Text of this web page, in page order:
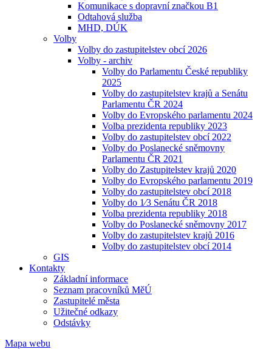
Komunikace s dopravní značkou B1
Odtahová služba
MHD, DÚK
Volby
Volby do zastupitelstev obcí 2026
Volby - archiv
Volby do Parlamentu České republiky
2025
Volby do zastupitelstev krajů a Senátu
Parlamentu ČR 2024
Volby do Evropského parlamentu 2024
Volba prezidenta republiky 2023
Volby do zastupitelstev obcí 2022
Volby do Poslanecké sněmovny
Parlamentu ČR 2021
Volby do Zastupitelstev krajů 2020
Volby do Evropského parlamentu 2019
Volby do zastupitelstev obcí 2018
Volby do 1⁄3 Senátu ČR 2018
Volba prezidenta republiky 2018
Volby do Poslanecké sněmovny 2017
Volby do zastupitelstev krajů 2016
Volby do zastupitelstev obcí 2014
GIS
Kontakty
Základní informace
Seznam pracovníků MěÚ
Zastupitelé města
Užitečné odkazy
Odstávky
Mapa webu